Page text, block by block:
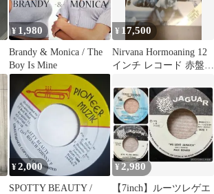
¥ 1,980
Brandy & Monica / The
Boy Is Mine
¥ 17,500
Nirvana Hormoaning 12
インチ レコード 赤盤
¥2,000
SPOTTY BEAUTY /
¥ 2,980
【7inch】ルーツレゲエ